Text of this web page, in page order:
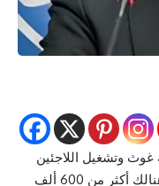
غوث وتشغيل اللاجئين
الفلسطينيين “أونروا”، اليوم السبت، أن هنالك أكثر من 600 ألف